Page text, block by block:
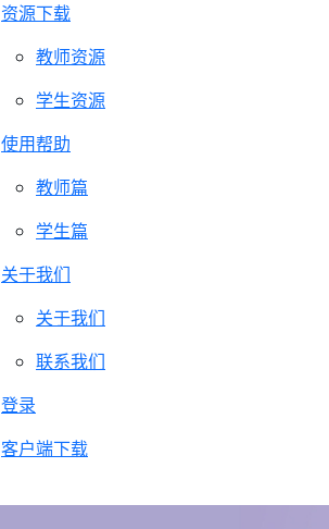
资源下载
教师资源
学生资源
使用帮助
教师篇
学生篇
关于我们
关于我们
联系我们
登录
客户端下载